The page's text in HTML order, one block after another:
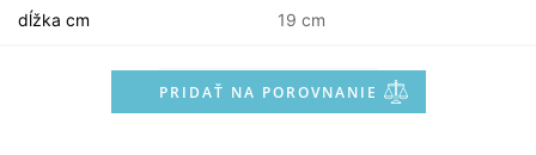
dĺžka cm 19 cm
PRIDAŤ NA POROVNANIE